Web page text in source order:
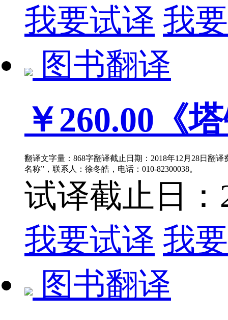
我要试译 我
图书翻译
￥260.00 《
翻译文字量：868字翻译截止日期：2018年12月28日翻
名称”，联系人：徐冬皓，电话：010-82300038。
试译截止日：
我要试译 我
图书翻译